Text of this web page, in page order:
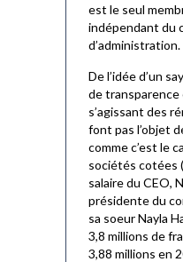
est le seul
indépendant du
d’administration.
De l’idée d’un
de
s’agissant des
font pas l’objet
comme c’est le
sociétés cotées
salaire du CEO,
présidente du
sa soeur Nayla
3,8 millions de
3,88 millions en